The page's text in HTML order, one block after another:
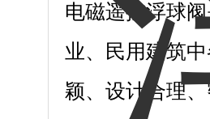
电磁遥控浮球
业、民用建筑
颖、设计合理